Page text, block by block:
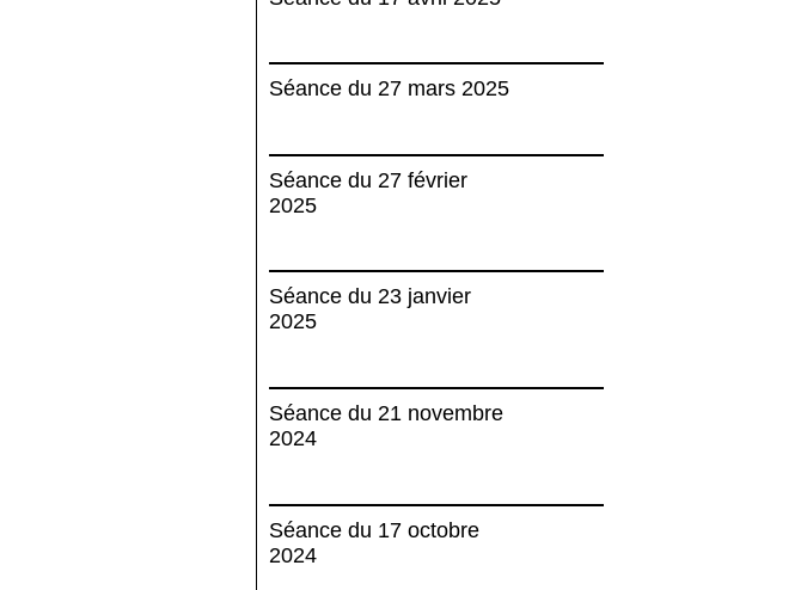
Séance du 27 mars 2025
Séance du 27 février
2025
Séance du 23 janvier
2025
Séance du 21 novembre
2024
Séance du 17 octobre
2024